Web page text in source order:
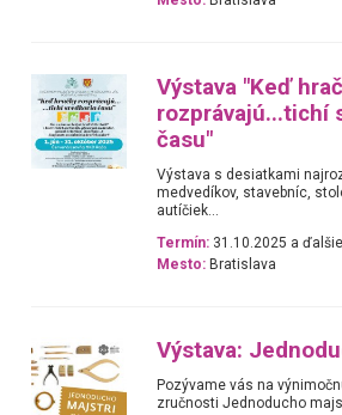
Výstava "Keď
rozprávajú...tichí
času"
Výstava s desiatkami
medvedíkov, stavebníc,
autíčiek...
Termín: 31.10.2025 a ďalšie
Mesto: Bratislava
Výstava:
Pozývame vás na
zručnosti Jednoducho